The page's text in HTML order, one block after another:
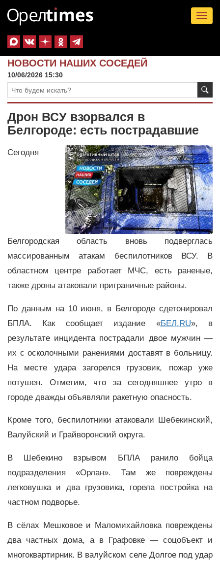
НОВОСТИ НАШИХ СОСЕДЕЙ
10/06/2026 15:30
Дрон ВСУ взорвался в
Белгороде: есть пострадавшие
Сегодня
Белгородская область вновь подверглась
массированным атакам беспилотников ВСУ. В
областном центре работает МЧС, есть раненые,
также дроны атаковали приграничные районы.
По данным на 10 июня, в Белгороде сдетонировал
БПЛА. Как сообщает издание «БЕЛ.RU», в
результате инцидента пострадали двое мужчин —
их с осколочными ранениями доставят в больницу.
На месте удара загорелся грузовик, пожар уже
потушен. Отметим, что за сегодняшнее утро в
городе дважды объявляли ракетную опасность.
Кроме того, беспилотники атаковали Шебекинский,
Валуйский и Грайворонский округа.
В Шебекино взрывом БПЛА ранило бойца
подразделения «Орлан». Там же повреждены
легковушка и два грузовика, горела постройка на
частном подворье.
В сёлах Мешковое и Маломихайловка повреждены
два частных дома, а в Графовке — соцобъект и
многоквартирник. В валуйском селе Долгое под удар